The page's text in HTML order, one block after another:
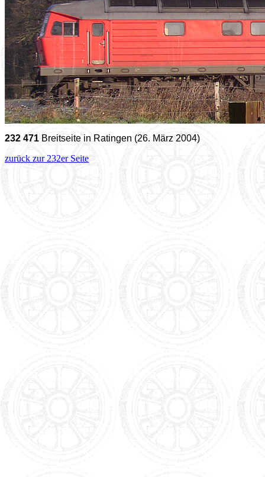
232 471 Breitseite in Ratingen (26. März 2004)
zurück zur 232er Seite